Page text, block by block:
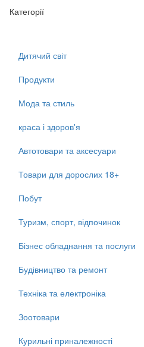
Категорії
Дитячий світ
Продукти
Мода та стиль
краса і здоров'я
Автотовари та аксесуари
Товари для дорослих 18+
Побут
Туризм, спорт, відпочинок
Бізнес обладнання та послуги
Будівництво та ремонт
Техніка та електроніка
Зоотовари
Курильні приналежності